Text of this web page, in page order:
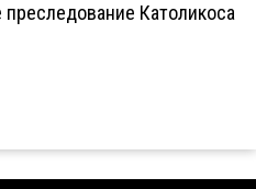
Католикоса